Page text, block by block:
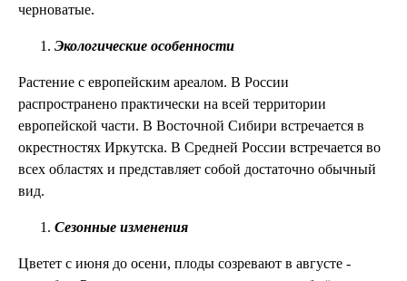
черноватые.
Экологические особенности
Растение с европейским ареалом. В России
распространено практически на всей территории
европейской части. В Восточной Сибири встречается в
окрестностях Иркутска. В Средней России встречается во
всех областях и представляет собой достаточно обычный
вид.
Сезонные изменения
Цветет с июня до осени, плоды созревают в августе -